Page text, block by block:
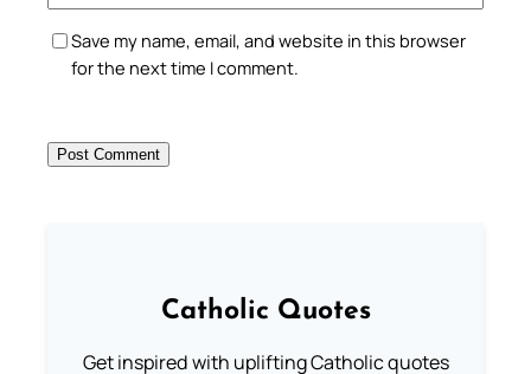
Save my name, email, and website in this browser
for the next time I comment.
Catholic Quotes
Get inspired with uplifting Catholic quotes